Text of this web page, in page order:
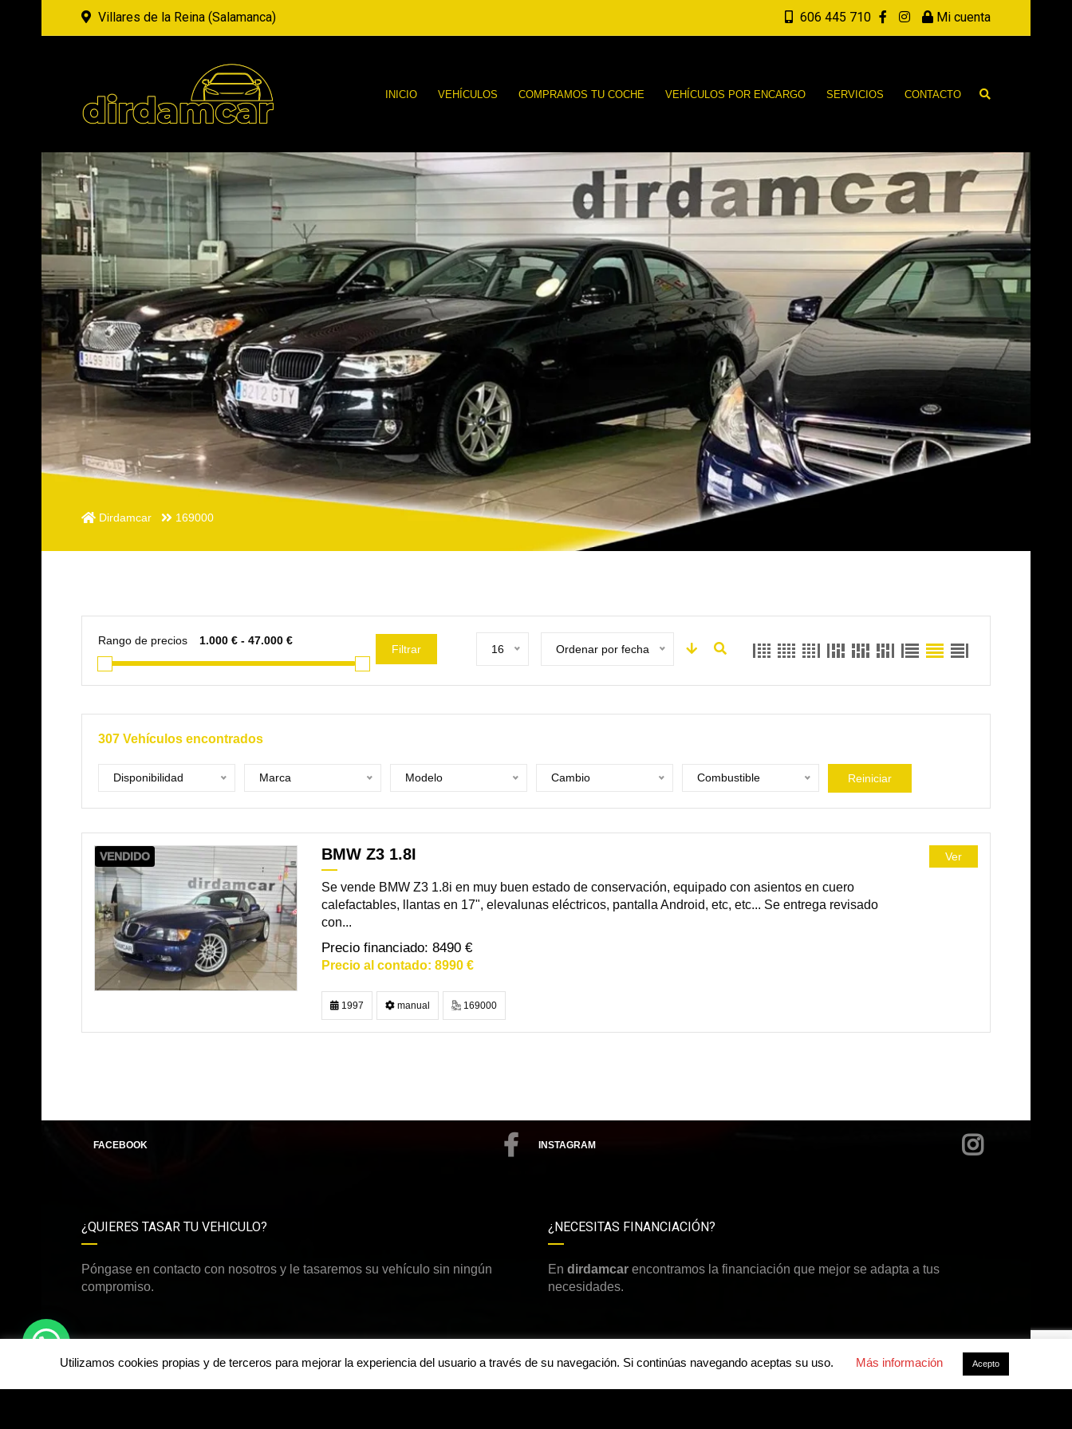
Villares de la Reina (Salamanca) 606 445 710 Mi cuenta
INICIO VEHÍCULOS COMPRAMOS TU COCHE VEHÍCULOS POR ENCARGO SERVICIOS CONTACTO
Dirdamcar 169000
Rango de precios
Filtrar 16 Ordenar por fecha
307 Vehículos encontrados
Disponibilidad Marca Modelo Cambio Combustible Reiniciar
VENDIDO BMW Z3 1.8I
Se vende BMW Z3 1.8i en muy buen estado de conservación, equipado con asientos en cuero
calefactables, llantas en 17", elevalunas eléctricos, pantalla Android, etc, etc... Se entrega revisado
con...
8490 €
8990 €
Ver
1997 manual 169000
FACEBOOK INSTAGRAM
¿QUIERES TASAR TU VEHICULO?
Póngase en contacto con nosotros y le tasaremos su vehículo sin ningún
compromiso.
¿NECESITAS FINANCIACIÓN?
En dirdamcar encontramos la financiación que mejor se adapta a tus
necesidades.
Utilizamos cookies propias y de terceros para mejorar la experiencia del usuario a través de su navegación. Si continúas navegando aceptas su uso. Más información Acepto